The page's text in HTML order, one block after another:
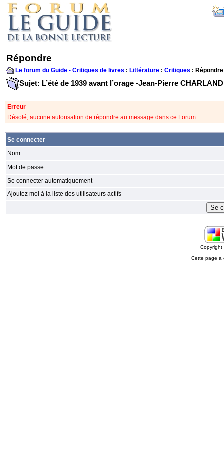
Répondre
Le forum du Guide - Critiques de livres : Littérature : Critiques : Répondre
Sujet: L’été de 1939 avant l’orage -Jean-Pierre CHARLAND
Erreur
Désolé, aucune autorisation de répondre au message dans ce Forum
Se connecter
Nom
Mot de passe
Se connecter automatiquement
Ajoutez moi à la liste des utilisateurs actifs
Cette page a